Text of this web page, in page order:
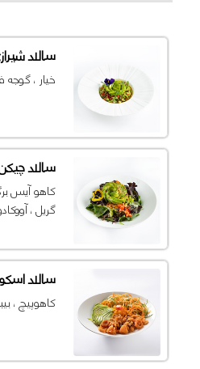
سالاد
خیار ، گوجه
سالاد چیکن
کاهو آیس
گریل ،
سالاد
کاهوپیچ ،